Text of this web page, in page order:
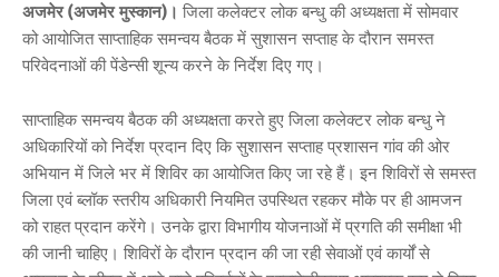
अजमेर (अजमेर मुस्कान)। जिला कलेक्टर लोक बन्धु की अध्यक्षता में सोमवार
को आयोजित साप्ताहिक समन्वय बैठक में सुशासन सप्ताह के दौरान समस्त
परिवेदनाओं की पेंडेन्सी शून्य करने के निर्देश दिए गए।
साप्ताहिक समन्वय बैठक की अध्यक्षता करते हुए जिला कलेक्टर लोक बन्धु ने
अधिकारियों को निर्देश प्रदान दिए कि सुशासन सप्ताह प्रशासन गांव की ओर
अभियान में जिले भर में शिविर का आयोजित किए जा रहे हैं। इन शिविरों से समस्त
जिला एवं ब्लॉक स्तरीय अधिकारी नियमित उपस्थित रहकर मौके पर ही आमजन
को राहत प्रदान करेंगे। उनके द्वारा विभागीय योजनाओं में प्रगति की समीक्षा भी
की जानी चाहिए। शिविरों के दौरान प्रदान की जा रही सेवाओं एवं कार्यों से